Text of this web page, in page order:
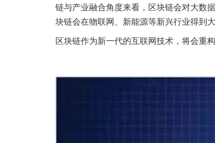
链与产业融合角度来看，区块链会对大数据
块链会在物联网、新能源等新兴行业得到大
区块链作为新一代的互联网技术，将会重